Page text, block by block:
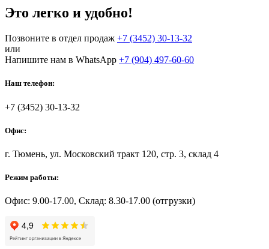
Это легко и удобно!
Позвоните в отдел продаж +7 (3452) 30-13-32
или
Напишите нам в WhatsApp +7 (904) 497-60-60
Наш телефон:
+7 (3452) 30-13-32
Офис:
г. Тюмень, ул. Московский тракт 120, стр. 3, склад 4
Режим работы:
Офис: 9.00-17.00, Склад: 8.30-17.00 (отгрузки)